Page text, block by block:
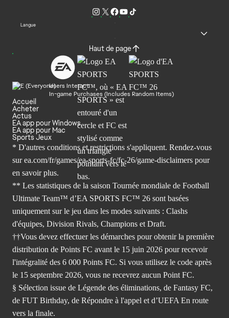
Langue
Haut de page
Users Interact
In-game Purchases (Includes Random Items)
Accueil
Acheter
Actus
EA app pour Windows
EA app pour Mac
Sports Jeux
* D'autres conditions et restrictions s'appliquent. Rendez-vous
sur ea.com/fr/games/ea-sports-fc/fc-26/game-disclaimers pour
en savoir plus.
** Les statistiques de la saison Tournée mondiale de Football
Ultimate Team™ d’EA SPORTS FC™ 26 sont basées
uniquement sur le jeu dans les modes suivants : Clashs
d'équipes, Division Rivals, Champions et Draft.
††Vous devez effectuer les démarches pour obtenir la première
distribution de Points FC avant le 15 juin 2026 pour recevoir
l'intégralité des 6 000 Points FC. Si vous utilisez le code après
le 15 septembre 2026, vous ne recevrez aucun Point FC.
§ Sélection issue de Légende des éliminations, de Fantasy FC,
de FUT Birthday, de Répondre à l'appel et d’UEFA En route
vers la finale.